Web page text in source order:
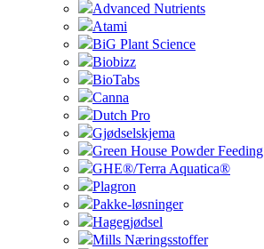
Advanced Nutrients
Atami
BiG Plant Science
Biobizz
BioTabs
Canna
Dutch Pro
Gjødselskjema
Green House Powder Feeding
GHE®/Terra Aquatica®
Plagron
Pakke-løsninger
Hagegjødsel
Mills Næringsstoffer